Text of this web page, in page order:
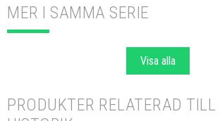
MER I SAMMA SERIE
Visa alla
PRODUKTER RELATERAD TILL